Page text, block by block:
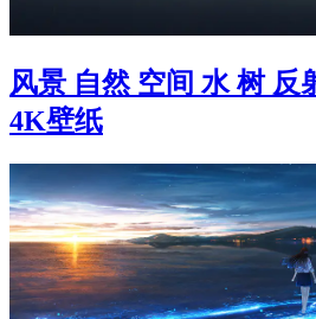
风景 自然 空间 水 树 反
4K壁纸